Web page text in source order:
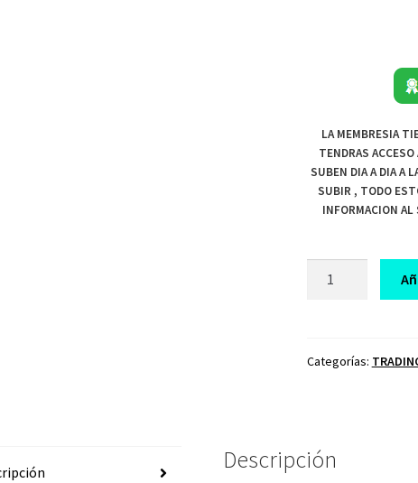
LA MEMBRESIA
TENDRAS
SUBEN DIA A DIA A
SUBIR , TODO
INFORMACION AL
PLAN
Categorías:
Descripción